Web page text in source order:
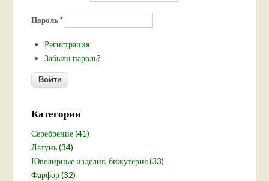
Пароль*
Регистрация
Забыли пароль?
Категории
Серебрение (41)
Латунь (34)
Ювелирные изделия, бижутерия (33)
Фарфор (32)